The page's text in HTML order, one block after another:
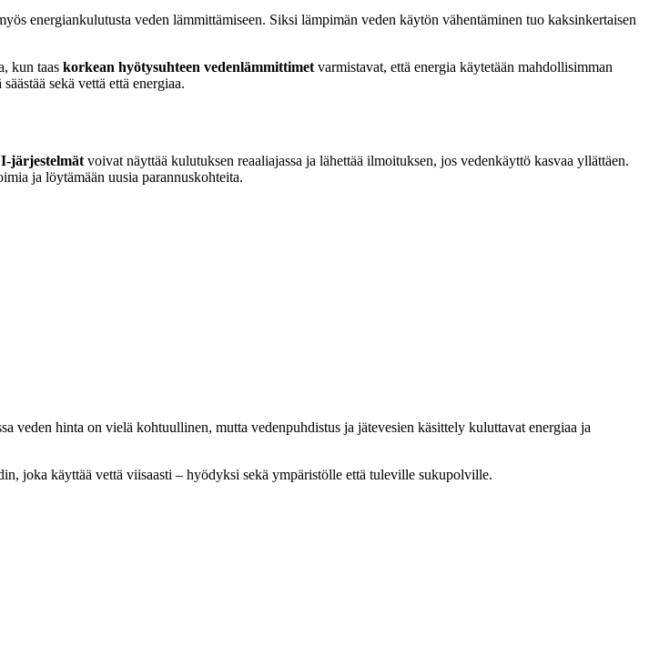
energiankulutusta veden lämmittämiseen. Siksi lämpimän veden käytön vähentäminen tuo kaksinkertaisen
kun taas korkean hyötysuhteen vedenlämmittimet varmistavat, että energia käytetään mahdollisimman
sekä vettä että energiaa.
järjestelmät voivat näyttää kulutuksen reaaliajassa ja lähettää ilmoituksen, jos vedenkäyttö kasvaa yllättäen.
ja löytämään uusia parannuskohteita.
veden hinta on vielä kohtuullinen, mutta vedenpuhdistus ja jätevesien käsittely kuluttavat energiaa ja
joka käyttää vettä viisaasti – hyödyksi sekä ympäristölle että tuleville sukupolville.